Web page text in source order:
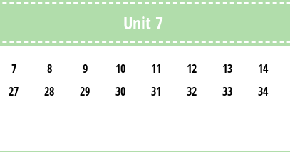
Unit 7
7 8 9 10 11 12 13 14
27 28 29 30 31 32 33 34